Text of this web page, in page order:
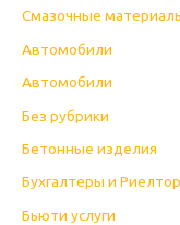
Cмазочные
Автомобили
Автомобили
Без рубрики
Бетонные изделия
Бухгалтеры и
Бьюти услуги